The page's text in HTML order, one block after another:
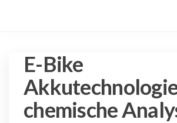
E-Bike
chemische